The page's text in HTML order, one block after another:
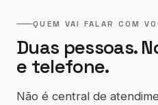
QUEM VAI FALAR COM
Duas pessoas.
e telefone.
Não é central de